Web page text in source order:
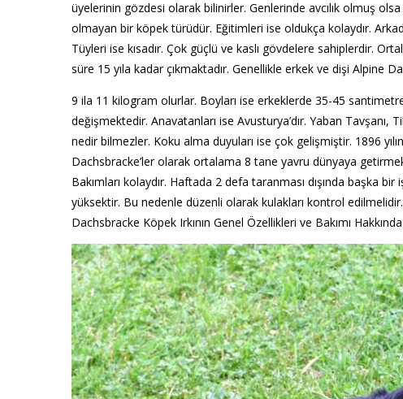
üyelerinin gözdesi olarak bilinirler. Genlerinde avcılık olmuş
olmayan bir köpek türüdür. Eğitimleri ise oldukça kolaydır.
Tüyleri ise kısadır. Çok güçlü ve kaslı gövdelere sahiplerdir.
süre 15 yıla kadar çıkmaktadır. Genellikle erkek ve dişi Alpine
9 ila 11 kilogram olurlar. Boyları ise erkeklerde 35-45
değişmektedir. Anavatanları ise Avusturya’dır. Yaban Tavşanı,
nedir bilmezler. Koku alma duyuları ise çok gelişmiştir. 1896
Dachsbracke’ler olarak ortalama 8 tane yavru dünyaya
Bakımları kolaydır. Haftada 2 defa taranması dışında başka
yüksektir. Bu nedenle düzenli olarak kulakları kontrol
Dachsbracke Köpek Irkının Genel Özellikleri ve Bakımı